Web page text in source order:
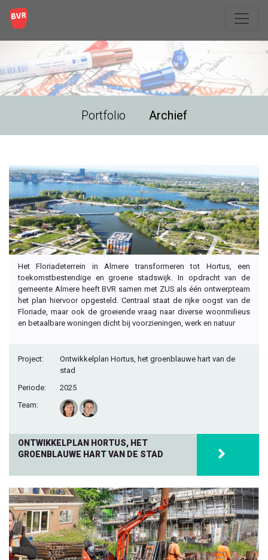
Portfolio Archief
Het Floriadeterrein in Almere transformeren tot Hortus, een
toekomstbestendige en groene stadswijk. In opdracht van de
gemeente Almere heeft BVR samen met ZUS als één ontwerpteam
het plan hiervoor opgesteld. Centraal staat de rijke oogst van de
Floriade, maar ook de groeiende vraag naar diverse woonmilieus
en betaalbare woningen dicht bij voorzieningen, werk en natuur
Project:
Ontwikkelplan Hortus, het groenblauwe hart van de
stad
Periode:
2025
Team:
ONTWIKKELPLAN HORTUS, HET
GROENBLAUWE HART VAN DE STAD